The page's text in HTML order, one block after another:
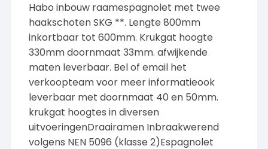
Habo inbouw raamespagnolet met twee
haakschoten SKG **. Lengte 800mm
inkortbaar tot 600mm. Krukgat hoogte
330mm doornmaat 33mm. afwijkende
maten leverbaar. Bel of email het
verkoopteam voor meer informatieook
leverbaar met doornmaat 40 en 50mm.
krukgat hoogtes in diversen
uitvoeringenDraairamen Inbraakwerend
volgens NEN 5096 (klasse 2)Espagnolet